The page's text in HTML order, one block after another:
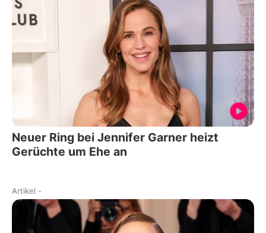
Neuer Ring bei Jennifer Garner heizt
Gerüchte um Ehe an
Artikel -